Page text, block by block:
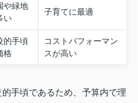
や緑地
い
子育てに最適
的手頃
格
コストパフォーマン
スが高い
手頃であるため、予算内で理